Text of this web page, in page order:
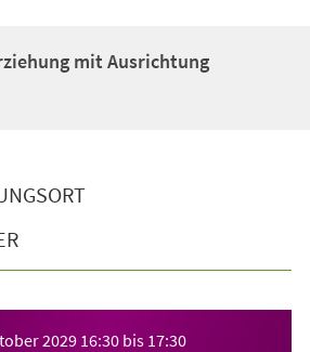
mit Ausrichtung
2029 16:30 bis 17:30